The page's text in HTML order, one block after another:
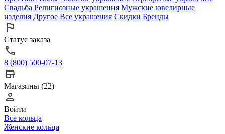
Свадьба Религиозные украшения Мужские ювелирные
изделия Другое Все украшения Скидки Бренды
Статус заказа
8 (800) 500-07-13
Магазины (22)
Войти
Все кольца
Женские кольца